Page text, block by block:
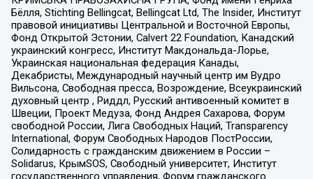
Бёлля, Stichting Bellingcat, Bellingcat Ltd, The Insider, Институт
правовой инициативы Центральной и Восточной Европы,
Фонд Открытой Эстонии, Calvert 22 Foundation, Канадский
украинский конгресс, Институт Макдональда-Лорье,
Украинская национальная федерация Канады,
Декабристы, Международный научный центр им Вудро
Вильсона, Свободная пресса, Возрождение, Всеукраинский
духовный центр , Риддл, Русский антивоенный комитет в
Швеции, Проект Медуза, Фонд Андрея Сахарова, Форум
свободной России, Лига Свободных Наций, Transparеncy
International, Форум Свободных Народов ПостРоссии,
Солидарность с гражданским движением в России –
Solidarus, КрымSOS, Свободный университет, Институт
государственного управления, Форум гражданского